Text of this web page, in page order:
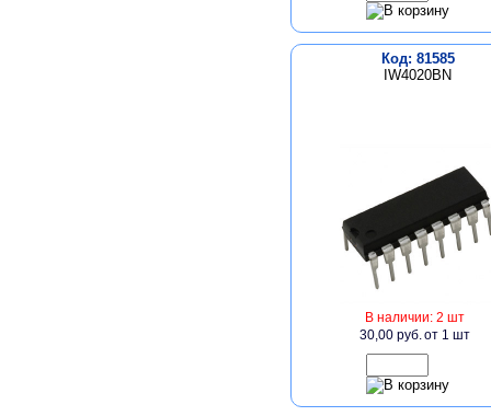
Код: 81585
IW4020BN
В наличии: 2 шт
30,00 руб.от 1 шт